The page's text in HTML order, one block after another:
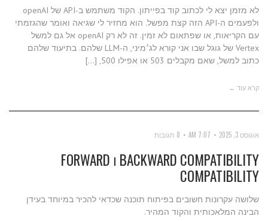
לא מזמן יצא לי לכתוב קוד בפייתון. הקוד משתמש ב-API של openAI
ולפעמים ה-API הזה קצת מפשל. הוא מחזיר לי שגיאה ואומר שהגזמתי
עם הקריאות, או שפתאום לא זמין. זה לא רק openAI אל גם למשל
Vertex של גוגל שבו אני קורא לג׳מיני, ה-LLM שלהם. בתיעוד שלהם
כתוב למשל, שאם מקבלים 503 או אפילו 500, […]
קרא עוד ←
אוגוסט 3, 2025 7:07 AM 8 תגובות
BACKWARD COMPATIBILITY ו FORWARD
COMPATIBILITY
שלושה עקרונות חשובים בפיתוח תוכנה שכדאי להכיר במיוחד בעידן
הבינה המלאכותית והקוד המהיר.